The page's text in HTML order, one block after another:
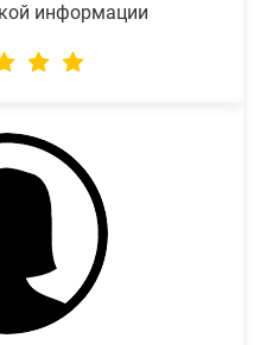
информации